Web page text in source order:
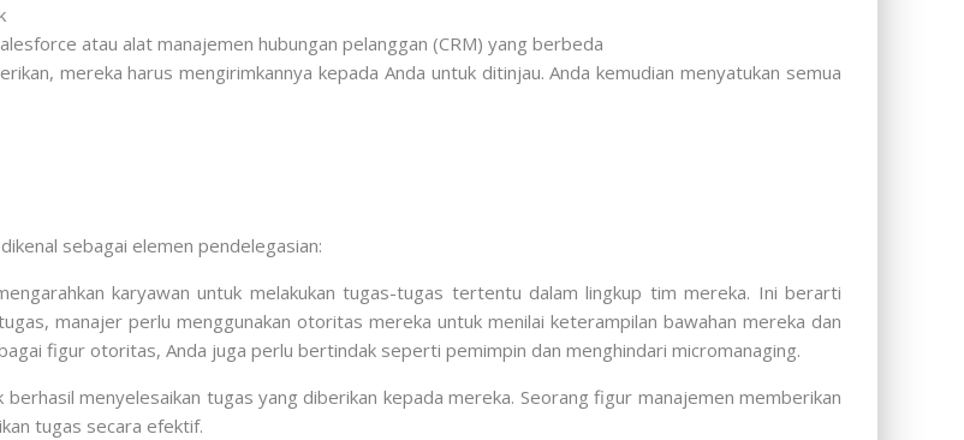
atau alat manajemen hubungan pelanggan (CRM) yang berbeda
mereka harus mengirimkannya kepada Anda untuk ditinjau. Anda kemudian menyatukan semua
sebagai elemen pendelegasian:
karyawan untuk melakukan tugas-tugas tertentu dalam lingkup tim mereka. Ini berarti
manajer perlu menggunakan otoritas mereka untuk menilai keterampilan bawahan mereka dan
figur otoritas, Anda juga perlu bertindak seperti pemimpin dan menghindari micromanaging.
menyelesaikan tugas yang diberikan kepada mereka. Seorang figur manajemen memberikan
tugas secara efektif.